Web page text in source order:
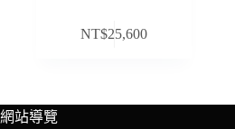
NT$25,600
網站導覽